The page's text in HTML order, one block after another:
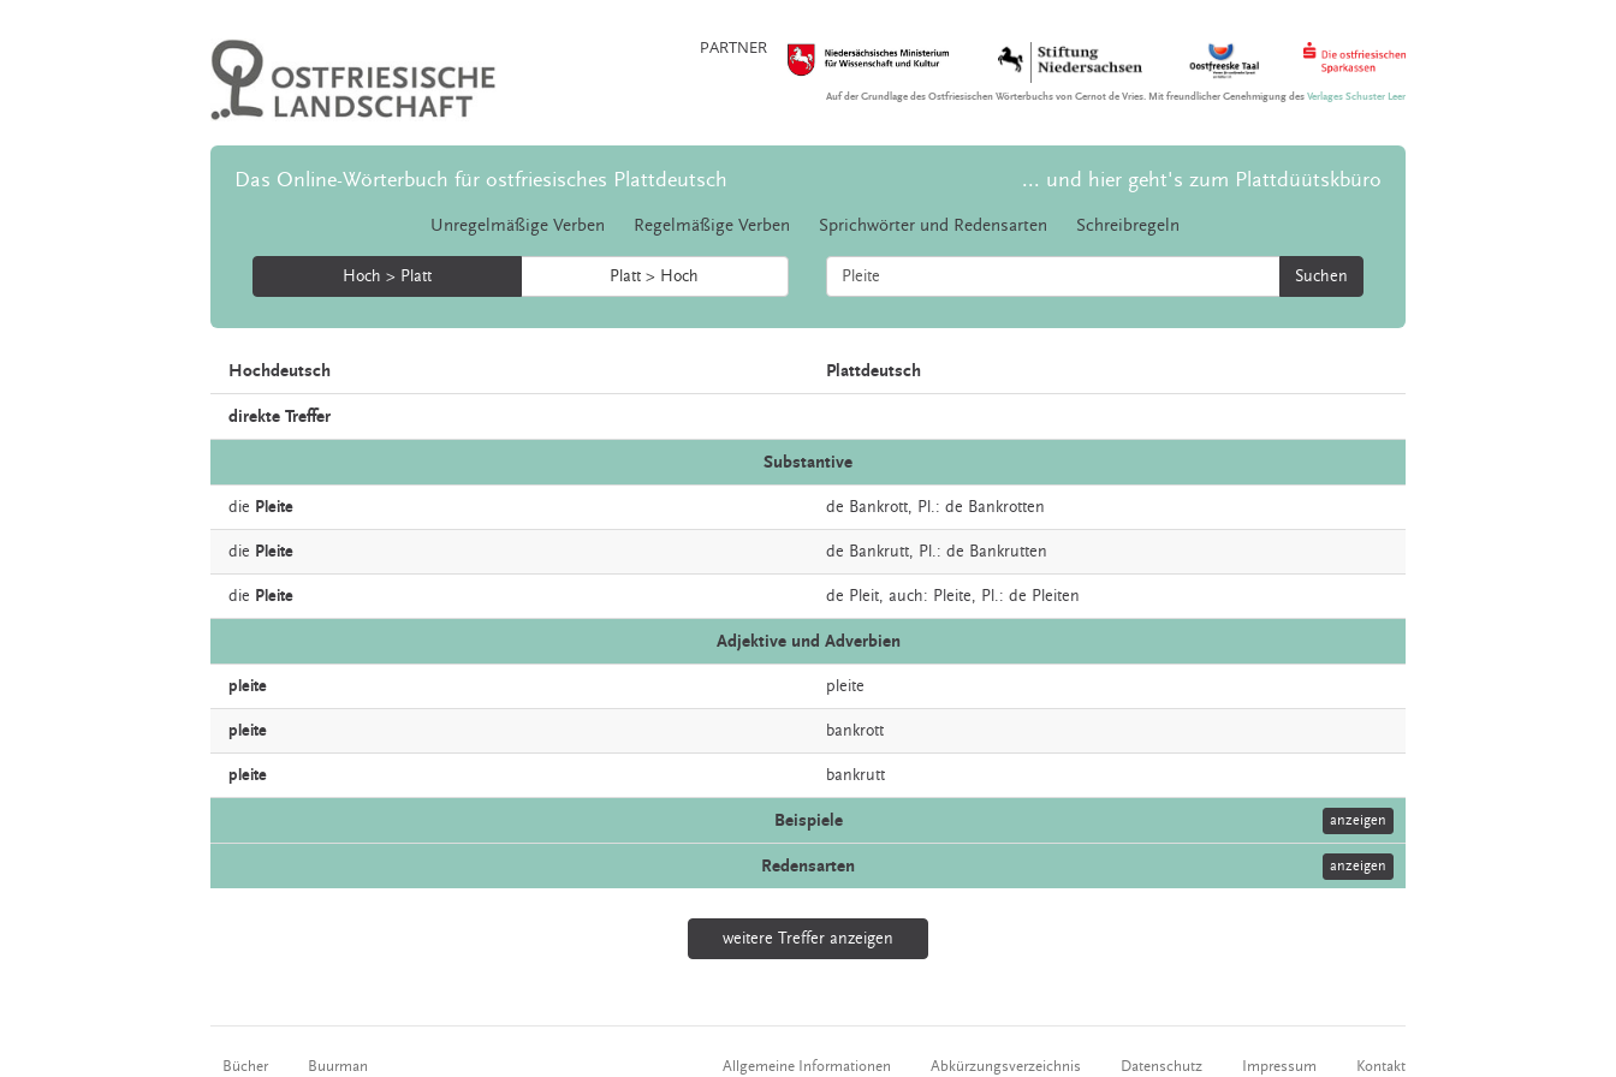
PARTNER
Auf der Grundlage des Ostfriesischen Wörterbuchs von Gernot de Vries. Mit freundlicher Genehmigung desVerlages Schuster Leer
Das Online-Wörterbuch für ostfriesisches Plattdeutsch ... und hier geht's zum Plattdüütskbüro
Unregelmäßige Verben Regelmäßige Verben Sprichwörter und Redensarten Schreibregeln
Hoch > Platt Platt > Hoch Suchen
Hochdeutsch Plattdeutsch
direkte Treffer
Substantive
die Pleite de Bankrott, Pl.: de Bankrotten
die Pleite de Bankrutt, Pl.: de Bankrutten
die Pleite de Pleit, auch: Pleite, Pl.: de Pleiten
Adjektive und Adverbien
pleite pleite
pleite bankrott
pleite bankrutt
Beispiele anzeigen
Redensarten anzeigen
weitere Treffer anzeigen
Bücher Buurman Allgemeine Informationen Abkürzungsverzeichnis Datenschutz Impressum Kontakt